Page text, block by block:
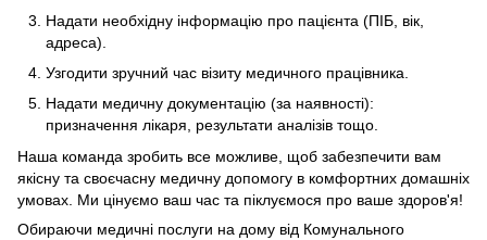
Надати необхідну інформацію про пацієнта (ПІБ, вік,
адреса).
Узгодити зручний час візиту медичного працівника.
Надати медичну документацію (за наявності):
призначення лікаря, результати аналізів тощо.
Наша команда зробить все можливе, щоб забезпечити вам
якісну та своєчасну медичну допомогу в комфортних домашніх
умовах. Ми цінуємо ваш час та піклуємося про ваше здоров'я!
Обираючи медичні послуги на дому від Комунального